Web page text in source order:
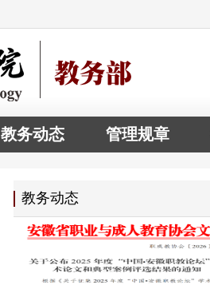
教务动态 管理规章
教务动态